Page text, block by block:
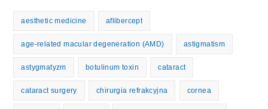
aesthetic medicine aflibercept
age-related macular degeneration (AMD) astigmatism
astygmatyzm botulinum toxin cataract
cataract surgery chirurgia refrakcyjna cornea